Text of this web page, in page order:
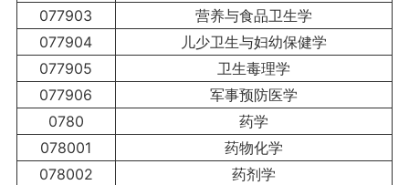
077903
营养与食品卫生学
077904
儿少卫生与妇幼保健学
077905
卫生毒理学
077906
军事预防医学
0780
药学
078001
药物化学
078002
药剂学